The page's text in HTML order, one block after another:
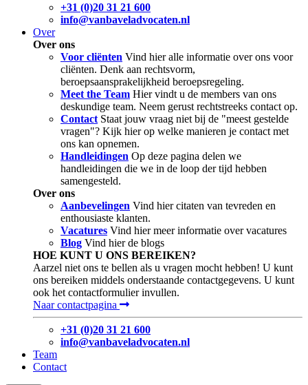
+31 (0)20 31 21 600
info@vanbaveladvocaten.nl
Over
Over ons
Voor cliënten Vind hier alle informatie over ons voor
cliënten. Denk aan rechtsvorm,
beroepsaansprakelijkheid beroepsregeling.
Meet the Team Hier vindt u de members van ons
deskundige team. Neem gerust rechtstreeks contact op.
Contact Staat jouw vraag niet bij de "meest gestelde
vragen"? Kijk hier op welke manieren je contact met
ons kan opnemen.
Handleidingen Op deze pagina delen we
handleidingen die we in de loop der tijd hebben
samengesteld.
Over ons
Aanbevelingen Vind hier citaten van tevreden en
enthousiaste klanten.
Vacatures Vind hier meer informatie over vacatures
Blog Vind hier de blogs
HOE KUNT U ONS BEREIKEN?
Aarzel niet ons te bellen als u vragen mocht hebben! U kunt
ons bereiken middels onderstaande contactgegevens. U kunt
ook het contactformulier invullen.
Naar contactpagina
+31 (0)20 31 21 600
info@vanbaveladvocaten.nl
Team
Contact